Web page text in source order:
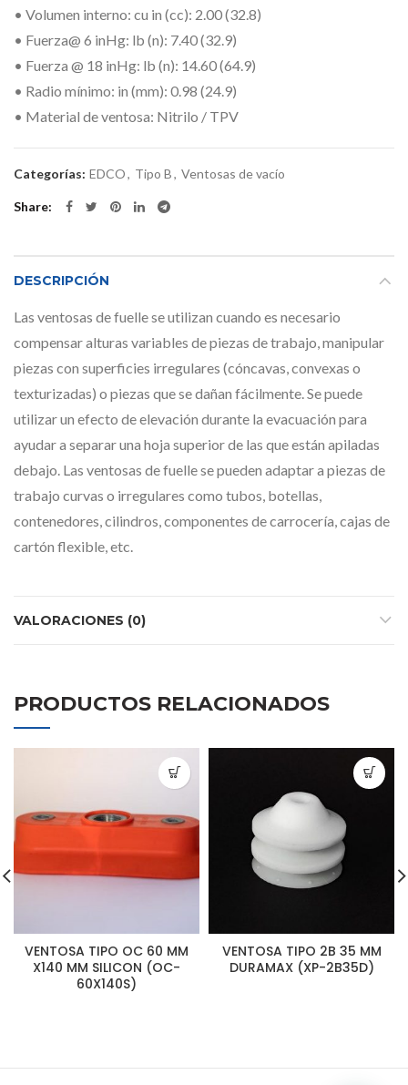
• Volumen interno: cu in (cc): 2.00 (32.8)
• Fuerza@ 6 inHg: lb (n): 7.40 (32.9)
• Fuerza @ 18 inHg: lb (n): 14.60 (64.9)
• Radio mínimo: in (mm): 0.98 (24.9)
• Material de ventosa: Nitrilo / TPV
Categorías: EDCO, Tipo B, Ventosas de vacío
Share
DESCRIPCIÓN
Las ventosas de fuelle se utilizan cuando es necesario
compensar alturas variables de piezas de trabajo, manipular
piezas con superficies irregulares (cóncavas, convexas o
texturizadas) o piezas que se dañan fácilmente. Se puede
utilizar un efecto de elevación durante la evacuación para
ayudar a separar una hoja superior de las que están apiladas
debajo. Las ventosas de fuelle se pueden adaptar a piezas de
trabajo curvas o irregulares como tubos, botellas,
contenedores, cilindros, componentes de carrocería, cajas de
cartón flexible, etc.
VALORACIONES (0)
PRODUCTOS RELACIONADOS
VENTOSA TIPO OC 60 MM
X140 MM SILICON (OC-
60X140S)
VENTOSA TIPO 2B 35 MM
DURAMAX (XP-2B35D)